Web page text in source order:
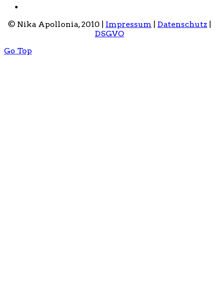
© Nika Apollonia, 2010 | Impressum Datenschutz
DSGVO
Go Top